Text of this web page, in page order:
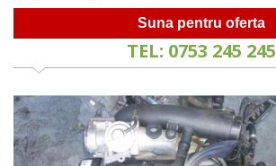
Suna pentru oferta
TEL: 0753 245 245